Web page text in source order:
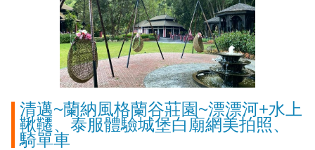
清邁~蘭納風格蘭谷莊園~漂漂河+水上
鞦韆、泰服體驗城堡白廟網美拍照、
騎單車